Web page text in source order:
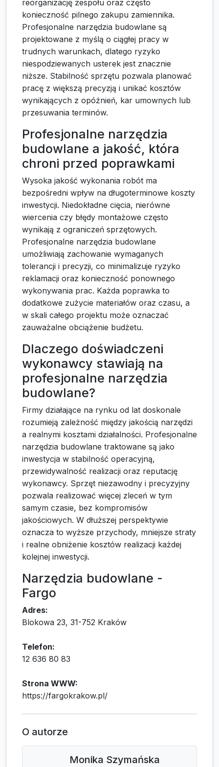
reorganizację zespołu oraz często
konieczność pilnego zakupu zamiennika.
Profesjonalne narzędzia budowlane są
projektowane z myślą o ciągłej pracy w
trudnych warunkach, dlatego ryzyko
niespodziewanych usterek jest znacznie
niższe. Stabilność sprzętu pozwala planować
pracę z większą precyzją i unikać kosztów
wynikających z opóźnień, kar umownych lub
przesuwania terminów.
Profesjonalne narzędzia
budowlane a jakość, która
chroni przed poprawkami
Wysoka jakość wykonania robót ma
bezpośredni wpływ na długoterminowe koszty
inwestycji. Niedokładne cięcia, nierówne
wiercenia czy błędy montażowe często
wynikają z ograniczeń sprzętowych.
Profesjonalne narzędzia budowlane
umożliwiają zachowanie wymaganych
tolerancji i precyzji, co minimalizuje ryzyko
reklamacji oraz konieczność ponownego
wykonywania prac. Każda poprawka to
dodatkowe zużycie materiałów oraz czasu, a
w skali całego projektu może oznaczać
zauważalne obciążenie budżetu.
Dlaczego doświadczeni
wykonawcy stawiają na
profesjonalne narzędzia
budowlane?
Firmy działające na rynku od lat doskonale
rozumieją zależność między jakością narzędzi
a realnymi kosztami działalności. Profesjonalne
narzędzia budowlane traktowane są jako
inwestycja w stabilność operacyjną,
przewidywalność realizacji oraz reputację
wykonawcy. Sprzęt niezawodny i precyzyjny
pozwala realizować więcej zleceń w tym
samym czasie, bez kompromisów
jakościowych. W dłuższej perspektywie
oznacza to wyższe przychody, mniejsze straty
i realne obniżenie kosztów realizacji każdej
kolejnej inwestycji.
Narzędzia budowlane -
Fargo
Adres:
Blokowa 23, 31-752 Kraków
Telefon:
12 636 80 83
Strona WWW:
https://fargokrakow.pl/
O autorze
Monika Szymańska